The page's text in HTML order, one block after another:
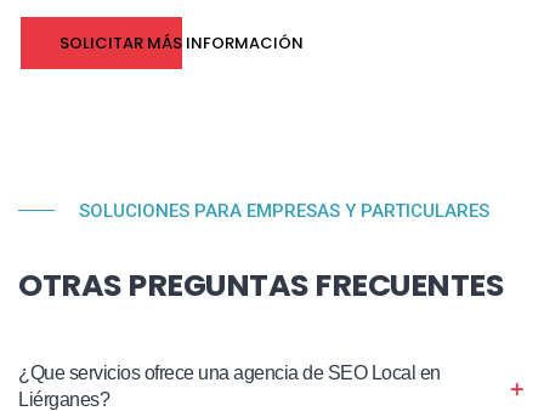
SOLICITAR MÁS INFORMACIÓN
SOLUCIONES PARA EMPRESAS Y PARTICULARES
OTRAS PREGUNTAS FRECUENTES
¿Que servicios ofrece una agencia de SEO Local en
Liérganes?